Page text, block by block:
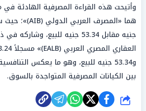
وأتيحت هذه القراءة المصرفية الهادئة
جنيه مقابل 53.34 جنيه للبيع،
و53.34 جنيه للبيع، وهو ما يعكس
بين الكيانات المصرفية المتواجدة بالسوق.
شارك